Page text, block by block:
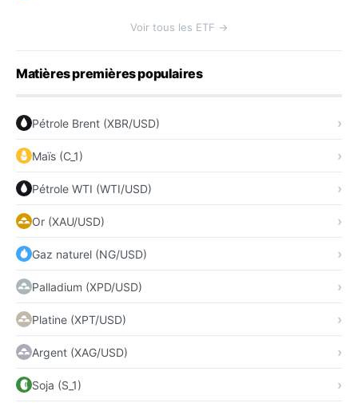
Voir tous les ETF →
Matières premières populaires
Pétrole Brent (XBR/USD)
Maïs (C_1)
Pétrole WTI (WTI/USD)
Or (XAU/USD)
Gaz naturel (NG/USD)
Palladium (XPD/USD)
Platine (XPT/USD)
Argent (XAG/USD)
Soja (S_1)